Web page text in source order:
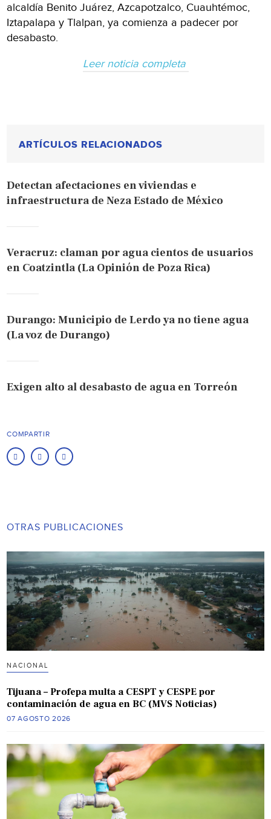
alcaldía Benito Juárez, Azcapotzalco, Cuauhtémoc,
Iztapalapa y Tlalpan, ya comienza a padecer por
desabasto.
Leer noticia completa
ARTÍCULOS RELACIONADOS
Detectan afectaciones en viviendas e
infraestructura de Neza Estado de México
Veracruz: claman por agua cientos de usuarios
en Coatzintla (La Opinión de Poza Rica)
Durango: Municipio de Lerdo ya no tiene agua
(La voz de Durango)
Exigen alto al desabasto de agua en Torreón
COMPARTIR
OTRAS PUBLICACIONES
NACIONAL
Tijuana – Profepa multa a CESPT y CESPE por
contaminación de agua en BC (MVS Noticias)
07 AGOSTO 2026